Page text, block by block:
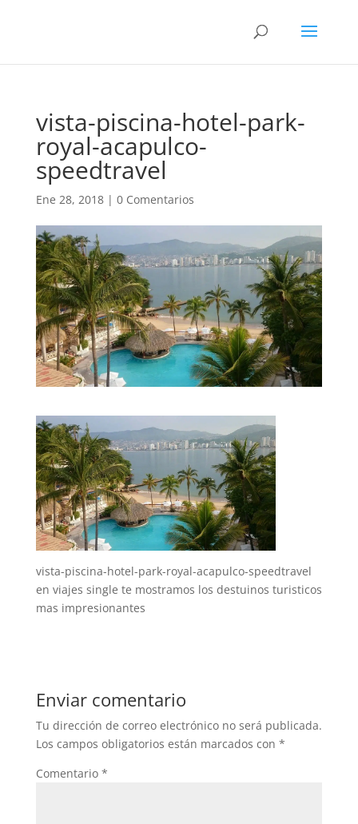
vista-piscina-hotel-park-
royal-acapulco-
speedtravel
Ene 28, 2018| 0 Comentarios
vista-piscina-hotel-park-royal-acapulco-speedtravel
en viajes single te mostramos los destuinos turisticos
mas impresionantes
Enviar comentario
Tu dirección de correo electrónico no será publicada.
Los campos obligatorios están marcados con *
Comentario *